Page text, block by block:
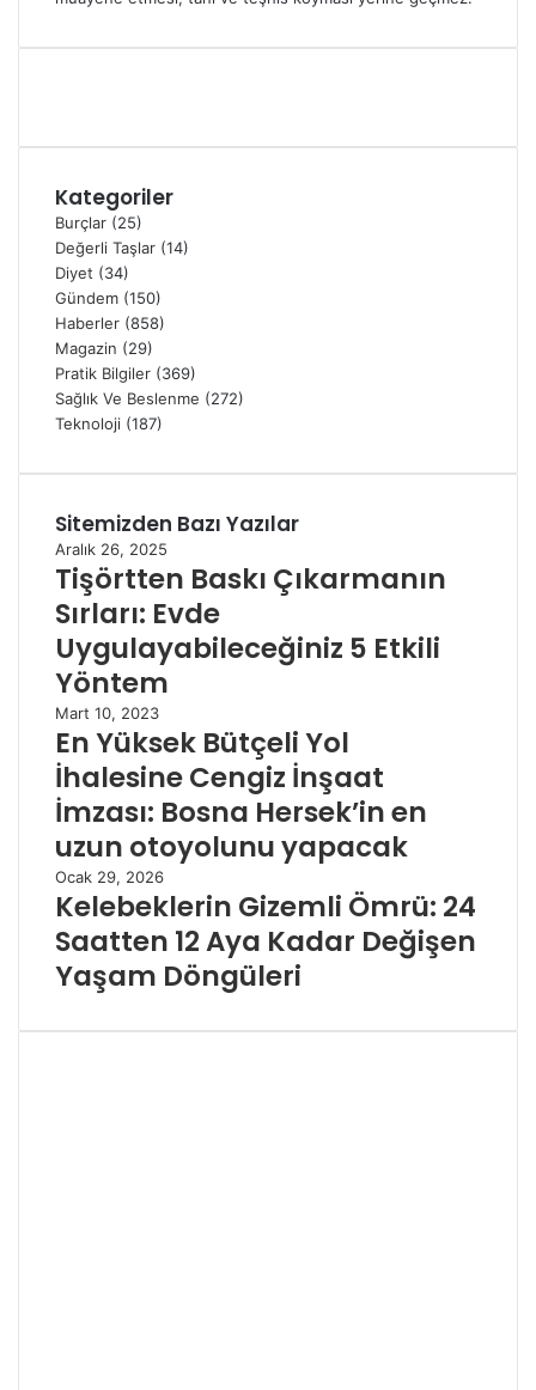
Kategoriler
Burçlar (25)
Değerli Taşlar (14)
Diyet (34)
Gündem (150)
Haberler (858)
Magazin (29)
Pratik Bilgiler (369)
Sağlık Ve Beslenme (272)
Teknoloji (187)
Sitemizden Bazı Yazılar
Aralık 26, 2025
Tişörtten Baskı Çıkarmanın
Sırları: Evde
Uygulayabileceğiniz 5 Etkili
Yöntem
Mart 10, 2023
En Yüksek Bütçeli Yol
İhalesine Cengiz İnşaat
İmzası: Bosna Hersek’in en
uzun otoyolunu yapacak
Ocak 29, 2026
Kelebeklerin Gizemli Ömrü: 24
Saatten 12 Aya Kadar Değişen
Yaşam Döngüleri